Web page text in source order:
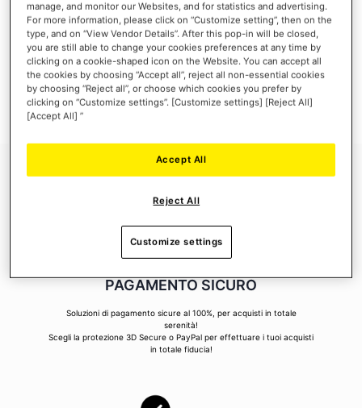
NUOVI CLIENTI
La creazione di un account ha molti vantaggi: check-out veloce, salvare più di un
indirizzo, tenere traccia degli ordini e altro ancora.
CREA UN ACCOUNT
PAGAMENTO SICURO
Soluzioni di pagamento sicure al 100%, per acquisti in totale
serenità!
Scegli la protezione 3D Secure o PayPal per effettuare i tuoi acquisti
in totale fiducia!
manage, and monitor our Websites, and for statistics and advertising.
For more information, please click on “Customize setting”, then on the
type, and on “View Vendor Details”. After this pop-in will be closed,
you are still able to change your cookies preferences at any time by
clicking on a cookie-shaped icon on the Website. You can accept all
the cookies by choosing “Accept all”, reject all non-essential cookies
by choosing “Reject all”, or choose which cookies you prefer by
clicking on “Customize settings”. [Customize settings] [Reject All]
[Accept All] ”
Reject All
Accept All
Customize settings